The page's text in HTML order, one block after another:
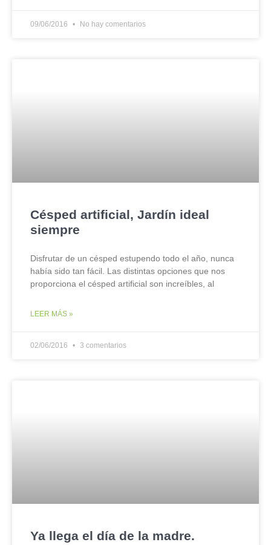
09/06/2016 No hay comentarios
Césped artificial, Jardín ideal
siempre
Disfrutar de un césped estupendo todo el año, nunca
había sido tan fácil. Las distintas opciones que nos
proporciona el césped artificial son increíbles, al
LEER MÁS »
02/06/2016 3 comentarios
Ya llega el día de la madre.